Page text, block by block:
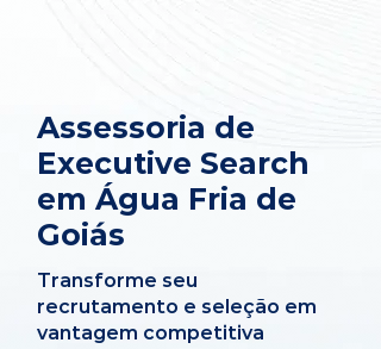
Assessoria de
Executive Search
em Água Fria de
Goiás
Transforme seu
recrutamento e seleção em
vantagem competitiva